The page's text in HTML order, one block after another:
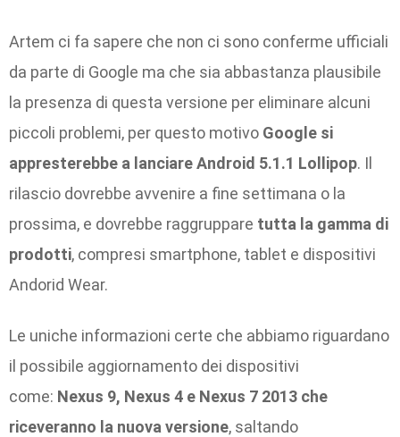
Artem ci fa sapere che non ci sono conferme ufficiali
da parte di Google ma che sia abbastanza plausibile
la presenza di questa versione per eliminare alcuni
piccoli problemi, per questo motivo Google si
appresterebbe a lanciare Android 5.1.1 Lollipop. Il
rilascio dovrebbe avvenire a fine settimana o la
prossima, e dovrebbe raggruppare tutta la gamma di
prodotti, compresi smartphone, tablet e dispositivi
Andorid Wear.
Le uniche informazioni certe che abbiamo riguardano
il possibile aggiornamento dei dispositivi
come: Nexus 9, Nexus 4 e Nexus 7 2013 che
riceveranno la nuova versione, saltando